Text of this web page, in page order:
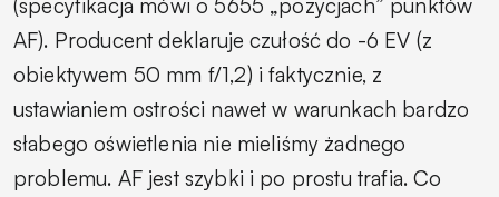
(specyfikacja mówi o 5655 „pozycjach” punktów
AF). Producent deklaruje czułość do -6 EV (z
obiektywem 50 mm f/1,2) i faktycznie, z
ustawianiem ostrości nawet w warunkach bardzo
słabego oświetlenia nie mieliśmy żadnego
problemu. AF jest szybki i po prostu trafia. Co